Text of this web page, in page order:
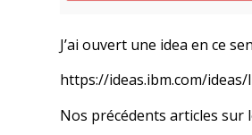
J’ai ouvert une idea en ce
https://ideas.ibm.com/
Nos précédents articles sur